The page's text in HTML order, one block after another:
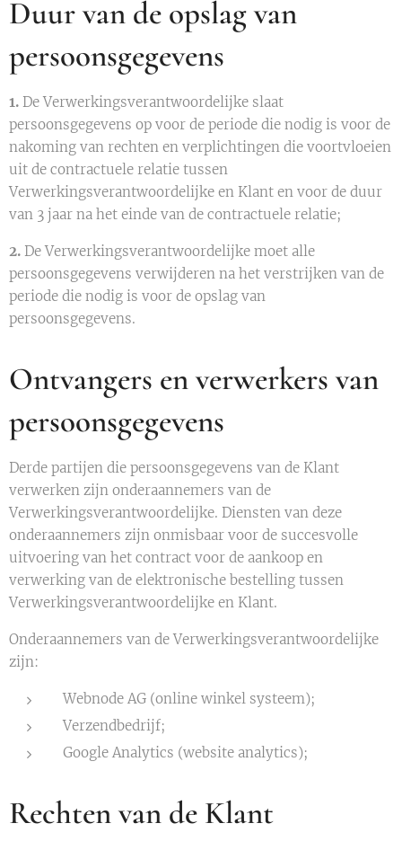
Duur van de opslag van
persoonsgegevens
1. De Verwerkingsverantwoordelijke slaat
persoonsgegevens op voor de periode die nodig is voor de
nakoming van rechten en verplichtingen die voortvloeien
uit de contractuele relatie tussen
Verwerkingsverantwoordelijke en Klant en voor de duur
van 3 jaar na het einde van de contractuele relatie;
2. De Verwerkingsverantwoordelijke moet alle
persoonsgegevens verwijderen na het verstrijken van de
periode die nodig is voor de opslag van
persoonsgegevens.
Ontvangers en verwerkers van
persoonsgegevens
Derde partijen die persoonsgegevens van de Klant
verwerken zijn onderaannemers van de
Verwerkingsverantwoordelijke. Diensten van deze
onderaannemers zijn onmisbaar voor de succesvolle
uitvoering van het contract voor de aankoop en
verwerking van de elektronische bestelling tussen
Verwerkingsverantwoordelijke en Klant.
Onderaannemers van de Verwerkingsverantwoordelijke
zijn:
Webnode AG (online winkel systeem);
Verzendbedrijf;
Google Analytics (website analytics);
Rechten van de Klant